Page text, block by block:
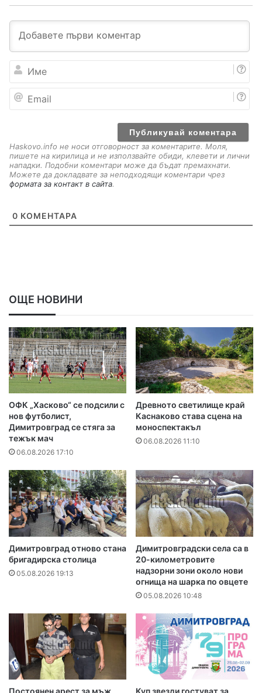
е
a
Haskovo.info не носи отговорност за коментарите. Моля,
пишете на кирилица и не използвайте обиди, клевети и лични
нападки. Подобни коментари може да бъдат премахнати.
Можете да докладвате за неподходящи коментари чрез
формата за контакт в сайта.
0 КОМЕНТАРА
ОЩЕ НОВИНИ
ОФК „Хасково“ се подсили с
нов футболист,
Димитровград се стяга за
тежък мач
06.08.2026 17:10
Древното светилище край
Каснаково става сцена на
моноспектакъл
06.08.2026 11:10
Димитровград отново стана
бригадирска столица
05.08.2026 19:13
Димитровградски села са в
20-километровите
надзорни зони около нови
огнища на шарка по овцете
05.08.2026 10:48